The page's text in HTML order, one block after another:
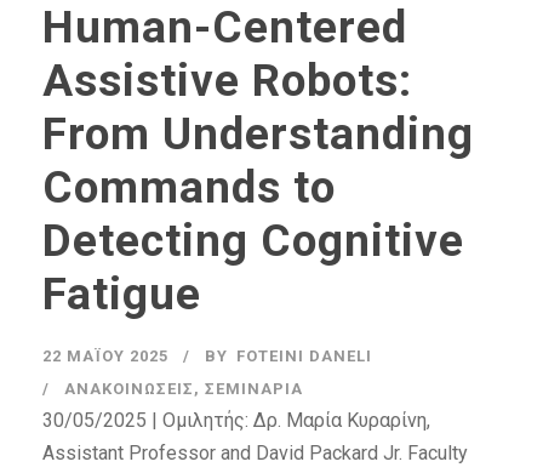
Human-Centered
Assistive Robots:
From Understanding
Commands to
Detecting Cognitive
Fatigue
22 ΜΑΪ́ΟΥ 2025 BY FOTEINI DANELI
ΑΝΑΚΟΙΝΏΣΕΙΣ , ΣΕΜΙΝΆΡΙΑ
30/05/2025 | Ομιλητής: Δρ. Μαρία Κυραρίνη,
Assistant Professor and David Packard Jr. Faculty